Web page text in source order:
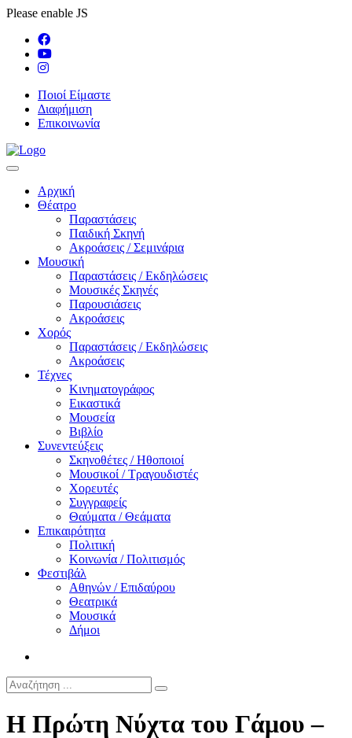
Please enable JS
Ποιοί Είμαστε
Διαφήμιση
Επικοινωνία
Αρχική
Θέατρο
Παραστάσεις
Παιδική Σκηνή
Ακροάσεις / Σεμινάρια
Μουσική
Παραστάσεις / Εκδηλώσεις
Μουσικές Σκηνές
Παρουσιάσεις
Ακροάσεις
Χορός
Παραστάσεις / Εκδηλώσεις
Ακροάσεις
Τέχνες
Κινηματογράφος
Εικαστικά
Μουσεία
Βιβλίο
Συνεντεύξεις
Σκηνοθέτες / Ηθοποιοί
Μουσικοί / Τραγουδιστές
Χορευτές
Συγγραφείς
Θαύματα / Θεάματα
Επικαιρότητα
Πολιτική
Κοινωνία / Πολιτισμός
Φεστιβάλ
Αθηνών / Επιδαύρου
Θεατρικά
Μουσικά
Δήμοι
Η Πρώτη Νύχτα του Γάμου –